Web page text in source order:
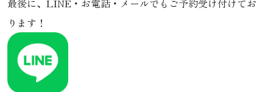
最後に、LINE ・お電話・メールでもご予約受け付けてお
ります！